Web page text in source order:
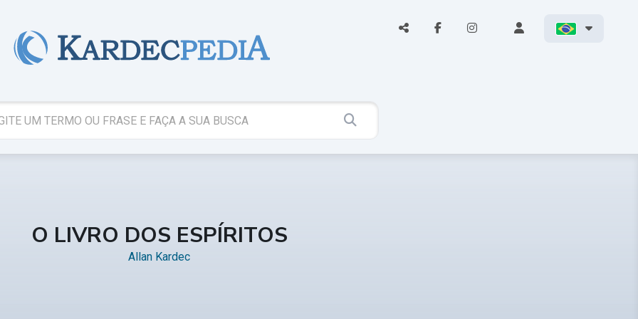
O LIVRO DOS ESPÍRITOS
Allan Kardec